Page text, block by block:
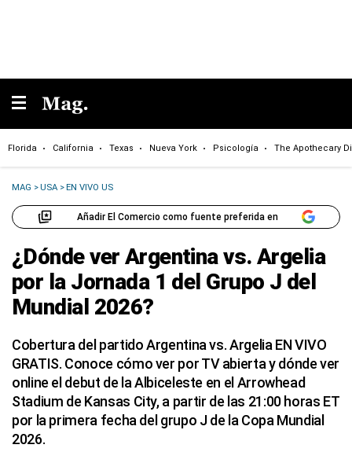
Florida California Texas Nueva York Psicología The Apothecary
MAG >USA >EN VIVO US
Añadir El Comercio como fuente preferida en
¿Dónde ver Argentina vs. Argelia
por la Jornada 1 del Grupo J del
Mundial 2026?
Cobertura del partido Argentina vs. Argelia EN VIVO
GRATIS. Conoce cómo ver por TV abierta y dónde ver
online el debut de la Albiceleste en el Arrowhead
Stadium de Kansas City, a partir de las 21:00 horas ET
por la primera fecha del grupo J de la Copa Mundial
2026.